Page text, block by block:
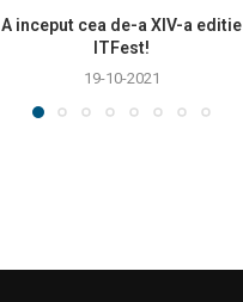
A inceput cea de-a XIV-a editie
ITFest!
19-10-2021